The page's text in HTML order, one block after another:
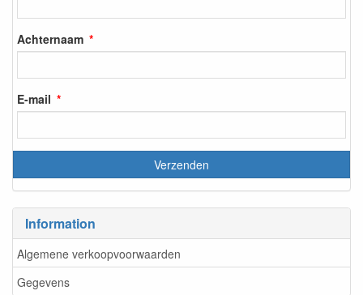
Achternaam
E-mail
Information
Algemene verkoopvoorwaarden
Gegevens